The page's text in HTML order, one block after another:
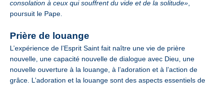
consolation à ceux qui souffrent du vide et de la solitude»
poursuit le Pape.
Prière de louange
L’expérience de l’Esprit Saint fait naître une vie de prière
nouvelle, une capacité nouvelle de dialogue avec Dieu, une
nouvelle ouverture à la louange, à l’adoration et à l’action de
grâce. L’adoration et la louange sont des aspects essentiels de